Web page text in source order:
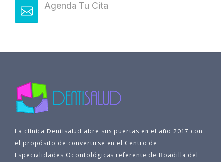
Agenda Tu Cita
La clínica Dentisalud abre sus puertas en el año 2017 con
el propósito de convertirse en el Centro de
Especialidades Odontológicas referente de Boadilla del